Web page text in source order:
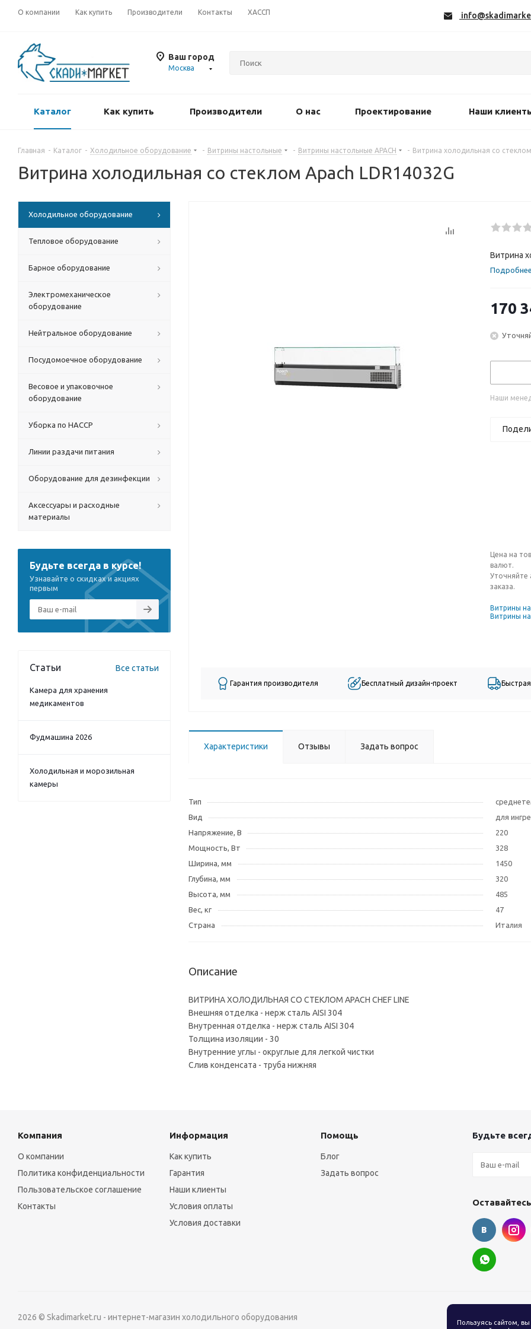
Пользуясь сайтом, вы
О компании Как купить Производители Контакты ХАССП
Ваш город
Москва
Каталог Как купить Производители О нас Проектирование Наши
Главная - Каталог - Холодильное оборудование - Витрины настольные - Витрины настольные APACH - Витрина холодильная со
Витрина холодильная со стеклом Apach LDR14032G
Витрина
Подробнее
170
Наши
Цена на
валют.
Уточняйте
заказа.
Витрины
Витрины
Гарантия производителя Бесплатный дизайн-проект
Характеристики Отзывы Задать вопрос
Тип
Вид
для
Напряжение, В
220
Мощность, Вт
328
Ширина, мм
1450
Глубина, мм
320
Высота, мм
485
Вес, кг
47
Страна
Италия
Описание
ВИТРИНА ХОЛОДИЛЬНАЯ СО СТЕКЛОМ APACH CHEF LINE
Внешняя отделка - нерж сталь AISI 304
Внутренная отделка - нерж сталь AISI 304
Толщина изоляции - 30
Внутренние углы - округлые для легкой чистки
Слив конденсата - труба нижняя
Холодильное оборудование
Тепловое оборудование
Барное оборудование
Электромеханическое
оборудование
Нейтральное оборудование
Посудомоечное оборудование
Весовое и упаковочное
оборудование
Уборка по HACCP
Линии раздачи питания
Оборудование для дезинфекции
Аксессуары и расходные
материалы
Будьте всегда в курсе!
Узнавайте о скидках и акциях
первым
Статьи Все статьи
Камера для хранения
медикаментов
Фудмашина 2026
Холодильная и морозильная
камеры
Компания
О компании
Политика конфиденциальности
Пользовательское соглашение
Контакты
Информация
Как купить
Гарантия
Наши клиенты
Условия оплаты
Условия доставки
Помощь
Блог
Задать вопрос
Будьте
2026 © Skadimarket.ru - интернет-магазин холодильного оборудования